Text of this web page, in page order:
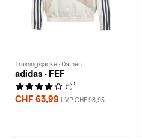
Trainingsjacke · Damen
adidas · FEF
(1) 1
CHF 63,99 UVP CHF 98,95